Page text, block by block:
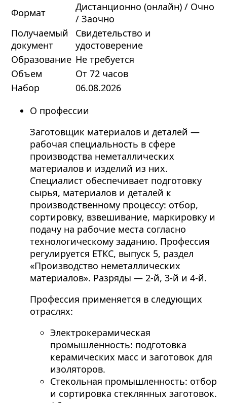
Формат
Дистанционно (онлайн) / Очно
/ Заочно
Получаемый
документ
Свидетельство и
удостоверение
Образование Не требуется
Объем
От 72 часов
Набор
06.08.2026
О профессии
Заготовщик материалов и деталей —
рабочая специальность в сфере
производства неметаллических
материалов и изделий из них.
Специалист обеспечивает подготовку
сырья, материалов и деталей к
производственному процессу: отбор,
сортировку, взвешивание, маркировку и
подачу на рабочие места согласно
технологическому заданию. Профессия
регулируется ЕТКС, выпуск 5, раздел
«Производство неметаллических
материалов». Разряды — 2-й, 3-й и 4-й.
Профессия применяется в следующих
отраслях:
Электрокерамическая
промышленность: подготовка
керамических масс и заготовок для
изоляторов.
Стекольная промышленность: отбор
и сортировка стеклянных заготовок.